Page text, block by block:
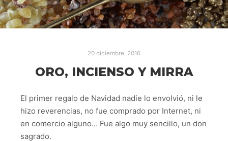
20 diciembre, 2016
ORO, INCIENSO Y MIRRA
El primer regalo de Navidad nadie lo envolvió, ni le
hizo reverencias, no fue comprado por Internet, ni
en comercio alguno… Fue algo muy sencillo, un don
sagrado.